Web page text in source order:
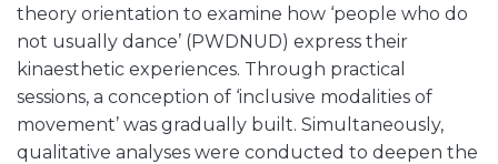
theory orientation to examine how ‘people who do
not usually dance’ (PWDNUD) express their
kinaesthetic experiences. Through practical
sessions, a conception of ‘inclusive modalities of
movement’ was gradually built. Simultaneously,
qualitative analyses were conducted to deepen the